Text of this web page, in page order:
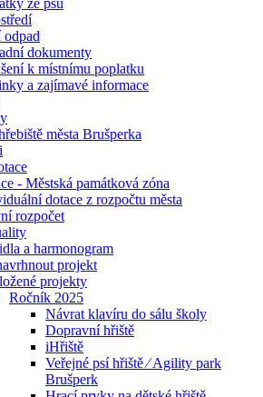
ze psů
dokumenty
k místnímu poplatku
a zajímavé informace
města Brušperka
- Městská památková zóna
dotace z rozpočtu města
rozpočet
a harmonogram
projekt
projekty
Ročník 2025
Návrat klavíru do sálu školy
Dopravní hřiště
iHřiště
Veřejné psí hřiště ⁄ Agility park
Brušperk